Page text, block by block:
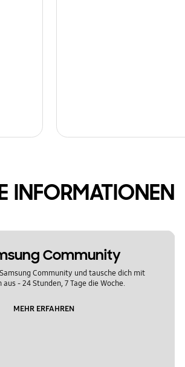
INFORMATIONEN
Community
Community und tausche dich mit
aus - 24 Stunden, 7 Tage die Woche.
MEHR ERFAHREN